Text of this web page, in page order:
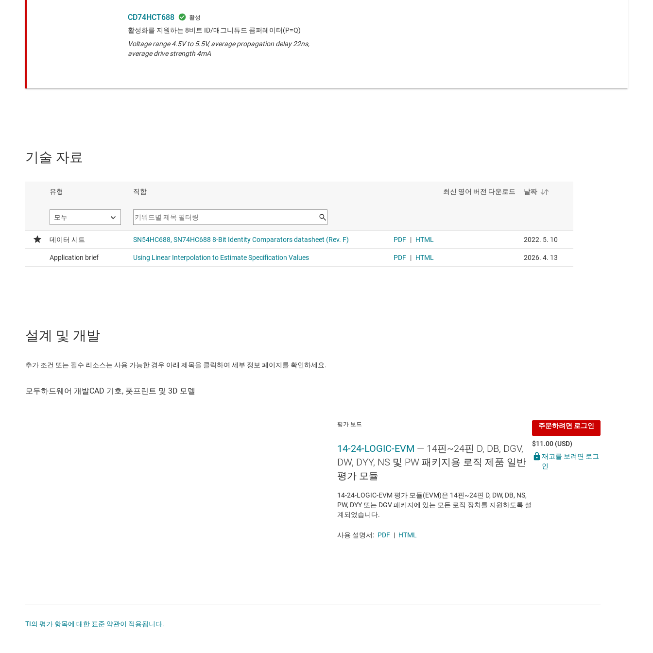
CD74HCT688
활성화를 지원하는 8비트 ID/매그니튜드 콤퍼레이터(P=Q)
Voltage range 4.5V to 5.5V, average propagation delay 22ns,
average drive strength 4mA
기술 자료
설계 및 개발
추가 조건 또는 필수 리소스는 사용 가능한 경우 아래 제목을 클릭하여 세부 정보 페이지를 확인하세요.
평가 보드
14-24-LOGIC-EVM — 14핀~24핀 D, DB, DGV,
DW, DYY, NS 및 PW 패키지용 로직 제품 일반
평가 모듈
14-24-LOGIC-EVM 평가 모듈(EVM)은 14핀~24핀 D, DW, DB, NS,
PW, DYY 또는 DGV 패키지에 있는 모든 로직 장치를 지원하도록 설
계되었습니다.
사용 설명서: PDF | HTML
주문하려면 로그인
$11.00 (USD)
재고를 보려면 로그
인
TI의 평가 항목에 대한 표준 약관이 적용됩니다.